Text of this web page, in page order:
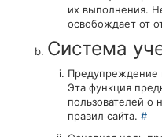
их выполнения.
освобождает от
Система
Предупреждение
Эта функция
пользователей о
правил сайта. #